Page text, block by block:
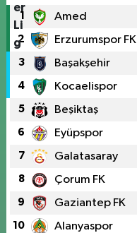
1 Amed
2 Erzurumspor FK
3 Başakşehir
4 Kocaelispor
5 Beşiktaş
6 Eyüpspor
7 Galatasaray
8 Çorum FK
9 Gaziantep FK
10 Alanyaspor